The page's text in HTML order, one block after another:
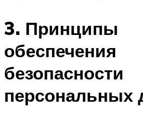
3. Принципы
обеспечения
безопасности
персональных